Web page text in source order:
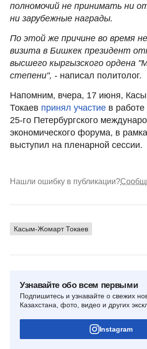
полномочий не принимать ни
ни зарубежные награды.
По этой же причине во время
визита в Бишкек президент
высшего кыргызского ордена
степени", - написал политолог.
Напомним, вчера, 17 июня,
Токаев принял участие в
25-го Петербургского
экономического форума, в
выступил на пленарной сессии.
Нашли ошибку в публикации?
Касым-Жомарт Токаев
Узнавайте обо всем первыми
Подпишитесь и узнавайте о свежих
Казахстана, фото, видео и других
Instagram